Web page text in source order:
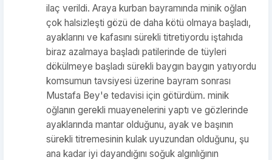
ilaç verildi. Araya kurban bayramında minik oğlan
çok halsizleşti gözü de daha kötü olmaya başladı,
ayaklarını ve kafasını sürekli titretiyordu iştahıda
biraz azalmaya başladı patilerinde de tüyleri
dökülmeye başladı sürekli baygın baygın yatıyordu
komsumun tavsiyesi üzerine bayram sonrası
Mustafa Bey'e tedavisi için götürdüm. minik
oğlanın gerekli muayenelerini yaptı ve gözlerinde
ayaklarında mantar olduğunu, ayak ve başının
sürekli titremesinin kulak uyuzundan olduğunu, şu
ana kadar iyi dayandığını soğuk algınlığının